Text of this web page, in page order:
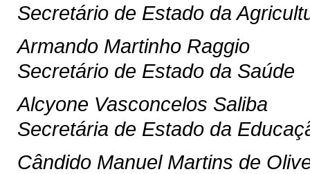
Secretário de Estado da
Armando Martinho Raggio
Secretário de Estado da Saúde
Alcyone Vasconcelos Saliba
Secretária de Estado da
Cândido Manuel Martins de